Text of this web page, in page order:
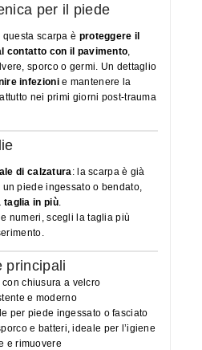
per il piede
scarpa è proteggere il
contatto con il pavimento
sporco o germi. Un dettaglio
infezionie mantenere la
nei primi giorni post-trauma
di calzatura : la scarpa è già
piede ingessato o bendato,
taglia in più.
numeri, scegli la taglia più
principali
chiusura a velcro
e moderno
per piede ingessato o fasciato
e batteri, ideale per l’igiene
e rimuovere